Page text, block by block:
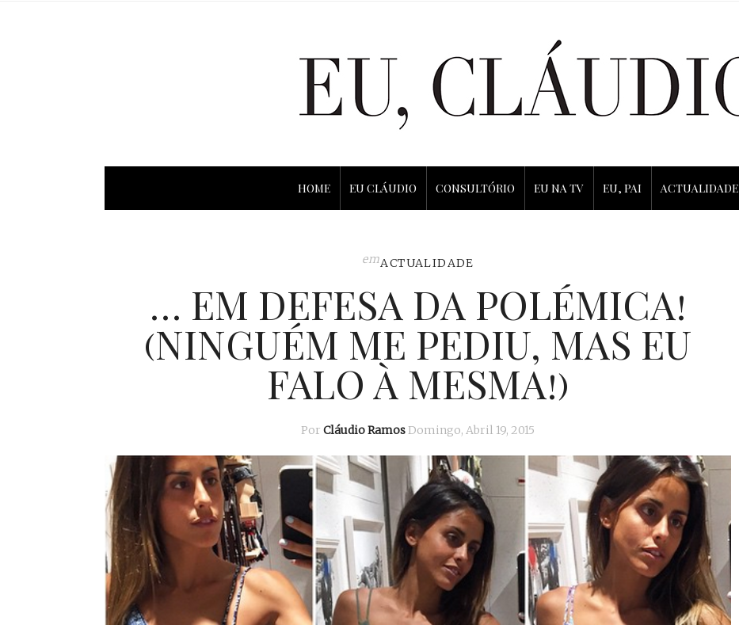
HOME EU CLÁUDIO CONSULTÓRIO EU NA TV EU, PAI ACTUALIDADE
emACTUALIDADE
… EM DEFESA DA POLÉMICA!
(NINGUÉM ME PEDIU, MAS EU
FALO À MESMA!)
PorCláudio RamosDomingo, Abril 19, 2015